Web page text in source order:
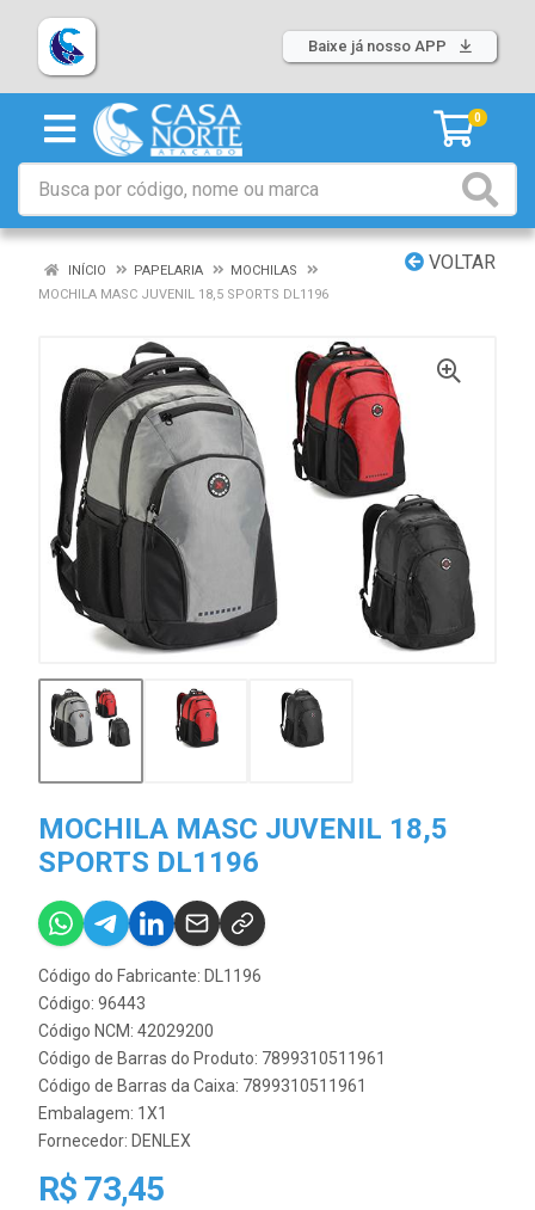
Baixe já nosso APP
0
VOLTAR
INÍCIO PAPELARIA
MOCHILAS
MOCHILA MASC JUVENIL 18,5 SPORTS DL1196
MOCHILA MASC JUVENIL 18,5
SPORTS DL1196
Código do Fabricante: DL1196
Código: 96443
Código NCM: 42029200
Código de Barras do Produto: 7899310511961
Código de Barras da Caixa: 7899310511961
Embalagem: 1X1
Fornecedor: DENLEX
R$ 73,45